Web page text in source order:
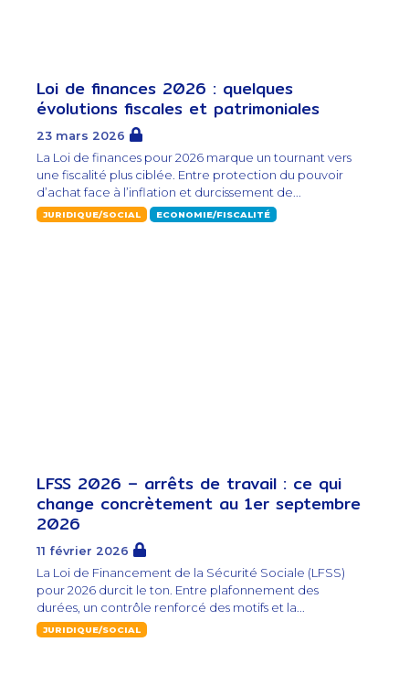
Loi de finances 2026 : quelques
évolutions fiscales et patrimoniales
23 mars 2026
La Loi de finances pour 2026 marque un tournant vers
une fiscalité plus ciblée. Entre protection du pouvoir
d’achat face à l’inflation et durcissement de...
JURIDIQUE/SOCIAL ECONOMIE/FISCALITÉ
LFSS 2026 – arrêts de travail : ce qui
change concrètement au 1er septembre
2026
11 février 2026
La Loi de Financement de la Sécurité Sociale (LFSS)
pour 2026 durcit le ton. Entre plafonnement des
durées, un contrôle renforcé des motifs et la...
JURIDIQUE/SOCIAL